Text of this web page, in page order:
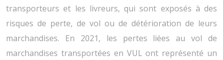
transporteurs et les livreurs, qui sont exposés à des
risques de perte, de vol ou de détérioration de leurs
marchandises. En 2021, les pertes liées au vol de
marchandises transportées en VUL ont représenté un